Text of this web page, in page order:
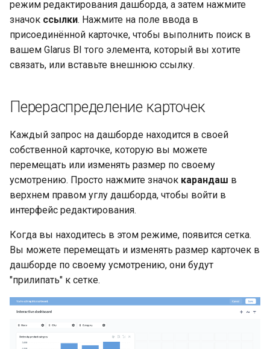
режим редактирования дашборда, а затем нажмите
значок ссылки. Нажмите на поле ввода в
присоединённой карточке, чтобы выполнить поиск в
вашем Glarus BI того элемента, который вы хотите
связать, или вставьте внешнюю ссылку.
Перераспределение карточек
Каждый запрос на дашборде находится в своей
собственной карточке, которую вы можете
перемещать или изменять размер по своему
усмотрению. Просто нажмите значок карандаш в
верхнем правом углу дашборда, чтобы войти в
интерфейс редактирования.
Когда вы находитесь в этом режиме, появится сетка.
Вы можете перемещать и изменять размер карточек в
дашборде по своему усмотрению, они будут
"прилипать" к сетке.